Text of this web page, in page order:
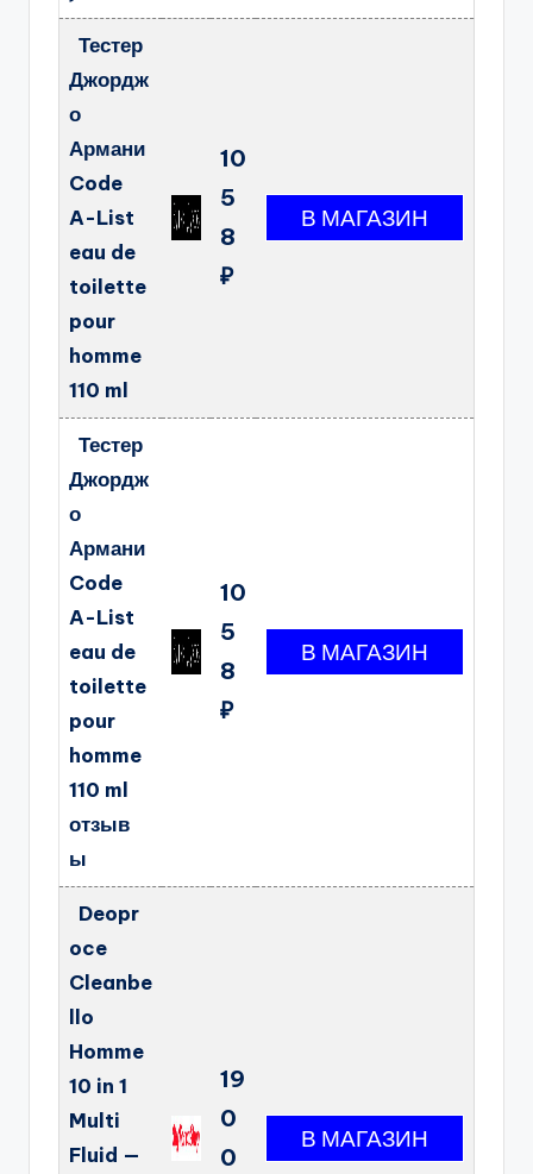
Тестер
Джордж
о
Армани
Code
A-List
eau de
toilette
pour
homme
110 ml
10
5
8
₽
Тестер
Джордж
о
Армани
Code
A-List
eau de
toilette
pour
homme
110 ml
отзыв
ы
10
5
8
₽
Deopr
oce
Cleanbe
llo
Homme
10 in 1
Multi
Fluid —
19
0
0